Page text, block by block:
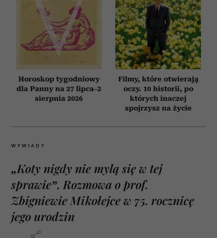
Horoskop tygodniowy
dla Panny na 27 lipca–2
sierpnia 2026
Filmy, które otwierają
oczy. 10 historii, po
których inaczej
spojrzysz na życie
WYWIADY
„Koty nigdy nie mylą się w tej
sprawie”. Rozmowa o prof.
Zbigniewie Mikołejce w 75. rocznicę
jego urodzin